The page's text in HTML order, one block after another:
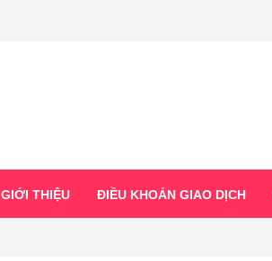
GIỚI THIỆU ĐIỀU KHOẢN GIAO DỊCH